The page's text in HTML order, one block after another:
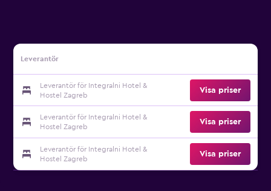
Leverantör
Leverantör för Integralni Hotel &
Hostel Zagreb
Visa priser
Leverantör för Integralni Hotel &
Hostel Zagreb
Visa priser
Leverantör för Integralni Hotel &
Hostel Zagreb
Visa priser